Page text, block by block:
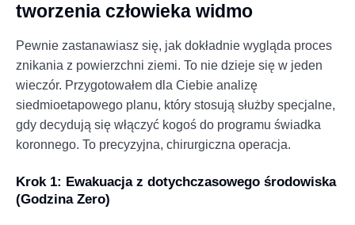
tworzenia człowieka widmo
Pewnie zastanawiasz się, jak dokładnie wygląda proces
znikania z powierzchni ziemi. To nie dzieje się w jeden
wieczór. Przygotowałem dla Ciebie analizę
siedmioetapowego planu, który stosują służby specjalne,
gdy decydują się włączyć kogoś do programu świadka
koronnego. To precyzyjna, chirurgiczna operacja.
Krok 1: Ewakuacja z dotychczasowego środowiska
(Godzina Zero)